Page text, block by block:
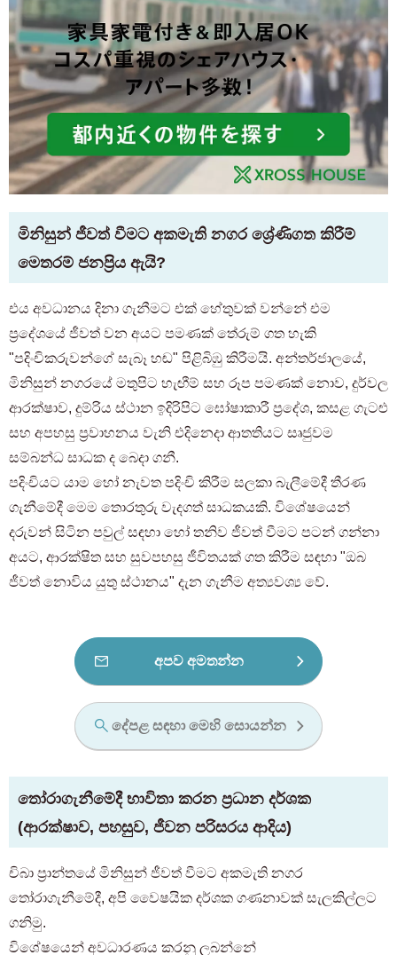
මිනිසුන් ජීවත් වීමට අකමැති නගර ශ්‍රේණිගත කිරීම්
මෙතරම් ජනප්‍රිය ඇයි?
එය අවධානය දිනා ගැනීමට එක් හේතුවක් වන්නේ එම
ප්‍රදේශයේ ජීවත් වන අයට පමණක් තේරුම් ගත හැකි
"පදිංචිකරුවන්ගේ සැබෑ හඬ" පිළිබිඹු කිරීමයි. අන්තර්ජාලයේ,
මිනිසුන් නගරයේ මතුපිට හැඟීම් සහ රූප පමණක් නොව, දුර්වල
ආරක්ෂාව, දුම්රිය ස්ථාන ඉදිරිපිට ඝෝෂාකාරී ප්‍රදේශ, කසළ ගැටළු
සහ අපහසු ප්‍රවාහනය වැනි එදිනෙදා ආතතියට සෘජුවම
සම්බන්ධ සාධක ද ​​බෙදා ගනී.
පදිංචියට යාම හෝ නැවත පදිංචි කිරීම සලකා බැලීමේදී තීරණ
ගැනීමේදී මෙම තොරතුරු වැදගත් සාධකයකි. විශේෂයෙන්
දරුවන් සිටින පවුල් සඳහා හෝ තනිව ජීවත් වීමට පටන් ගන්නා
අයට, ආරක්ෂිත සහ සුවපහසු ජීවිතයක් ගත කිරීම සඳහා "ඔබ
ජීවත් නොවිය යුතු ස්ථානය" දැන ගැනීම අත්‍යවශ්‍ය වේ.
අපව අමතන්න
දේපළ සඳහා මෙහි සොයන්න
තෝරාගැනීමේදී භාවිතා කරන ප්‍රධාන දර්ශක
(ආරක්ෂාව, පහසුව, ජීවන පරිසරය ආදිය)
චිබා ප්‍රාන්තයේ මිනිසුන් ජීවත් වීමට අකමැති නගර
තෝරාගැනීමේදී, අපි වෛෂයික දර්ශක ගණනාවක් සැලකිල්ලට
ගනිමු.
විශේෂයෙන් අවධාරණය කරනු ලබන්නේ